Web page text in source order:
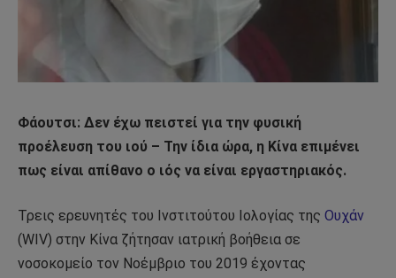
Φάουτσι: Δεν έχω πειστεί για την φυσική
προέλευση του ιού – Την ίδια ώρα, η Κίνα επιμένει
πως είναι απίθανο ο ιός να είναι εργαστηριακός.
Τρεις ερευνητές του Ινστιτούτου Ιολογίας της Ουχάν
(WIV) στην Κίνα ζήτησαν ιατρική βοήθεια σε
νοσοκομείο τον Νοέμβριο του 2019 έχοντας